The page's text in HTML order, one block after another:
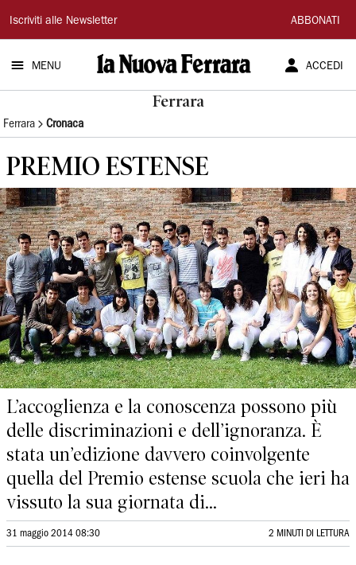
La
Nuova
Ferrara
Iscriviti alle Newsletter ABBONATI
MENU ACCEDI
Ferrara
Ferrara Cronaca
PREMIO ESTENSE
L’accoglienza e la conoscenza possono più
delle discriminazioni e dell’ignoranza. È
stata un’edizione davvero coinvolgente
quella del Premio estense scuola che ieri ha
vissuto la sua giornata di...
31 maggio 2014 08:30 2 MINUTI DI LETTURA